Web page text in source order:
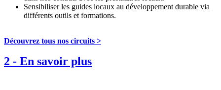
Sensibiliser les guides locaux au développement durable via
différents outils et formations.
Découvrez tous nos circuits >
2 - En savoir plus